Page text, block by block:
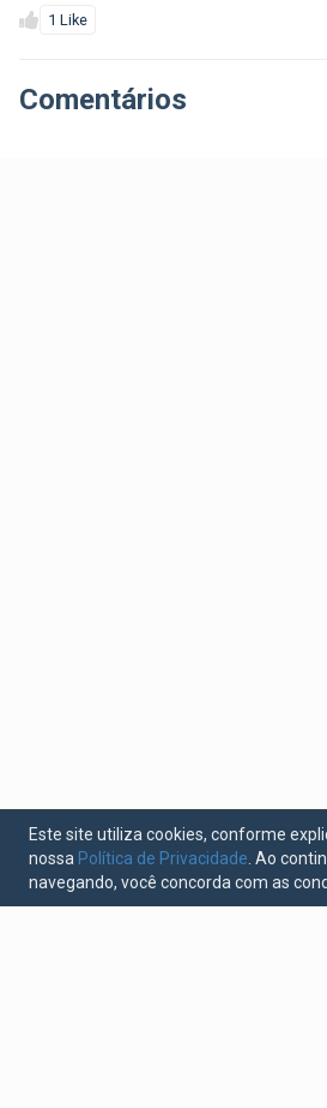
1 Like
Comentários
Este site utiliza cookies, conforme
nossa Política de Privacidade . Ao
navegando, você concorda com as